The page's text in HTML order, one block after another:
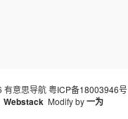
有意思导航粤ICP备18003946号
Webstack Modify by一为